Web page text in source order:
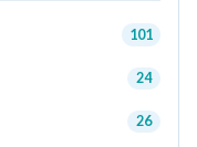
101
24
26